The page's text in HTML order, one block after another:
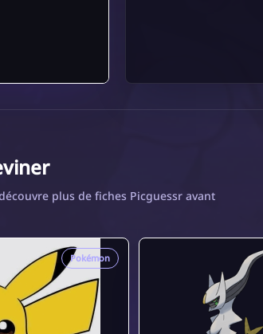
plus de fiches Picguessr avant
Pokémon